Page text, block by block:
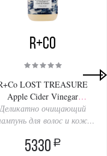
R+Co
LOST TREASURE
Apple Cider Vinegar
Cleansing Rinse 177ml
Деликатно очищающий
для волос и кожи
«Моё сокровище»
5330 a